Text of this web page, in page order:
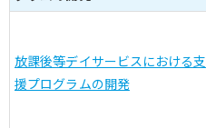
放課後等デイサービスにおける支
援プログラムの開発